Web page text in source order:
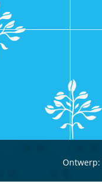
Ontwerp: